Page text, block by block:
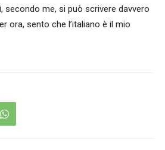
secondo me, si può scrivere davvero
ora, sento che l’italiano è il mio